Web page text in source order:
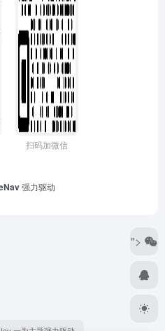
扫码加微信
强力驱动
">